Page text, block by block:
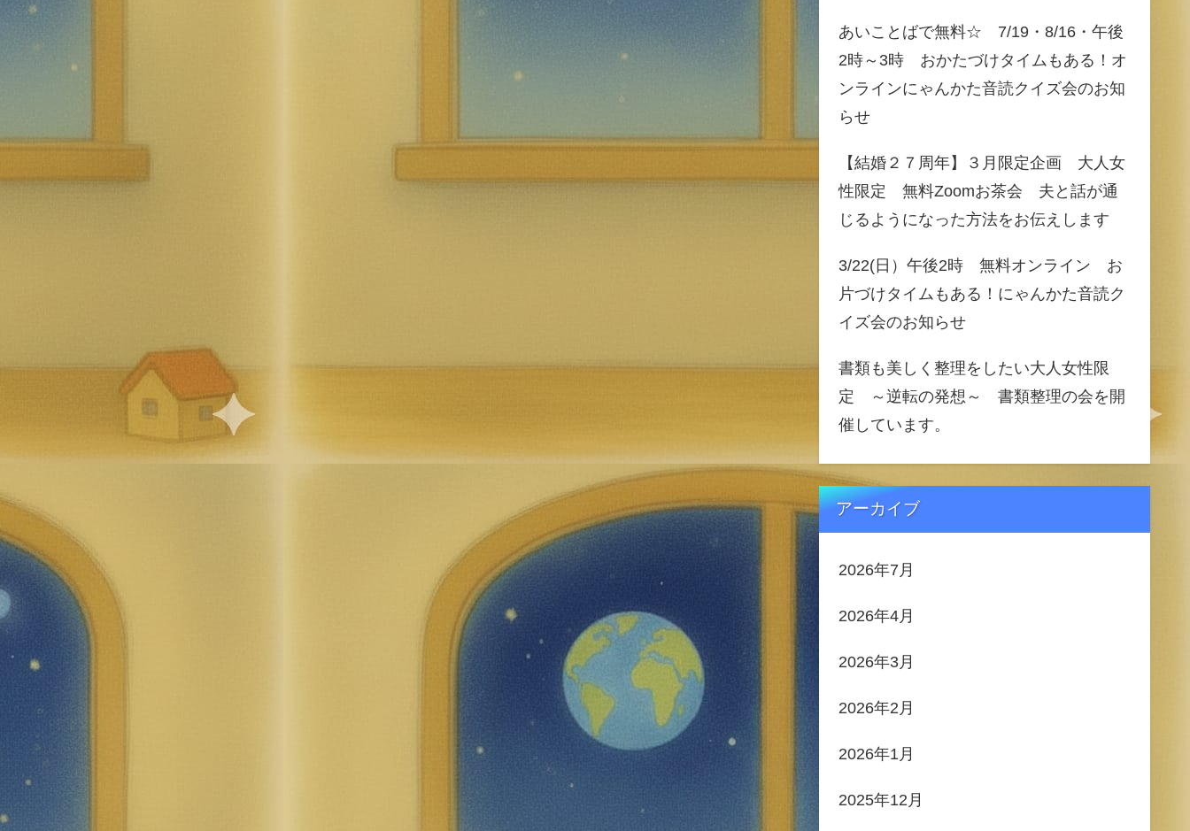
あいことばで無料☆ 7/19・8/16・午後
2時～3時 おかたづけタイムもある！オ
ンラインにゃんかた音読クイズ会のお知
らせ
【結婚２７周年】３月限定企画 大人女
性限定 無料Zoomお茶会 夫と話が通
じるようになった方法をお伝えします
3/22(日）午後2時 無料オンライン お
片づけタイムもある！にゃんかた音読ク
イズ会のお知らせ
書類も美しく整理をしたい大人女性限
定 ～逆転の発想～ 書類整理の会を開
催しています。
アーカイブ
2026年7月
2026年4月
2026年3月
2026年2月
2026年1月
2025年12月